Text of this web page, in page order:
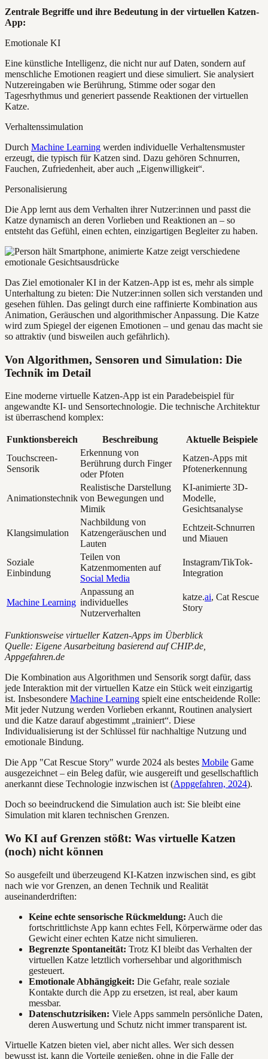
Zentrale Begriffe und ihre Bedeutung in der virtuellen Katzen-
App:
Emotionale KI
Eine künstliche Intelligenz, die nicht nur auf Daten, sondern auf
menschliche Emotionen reagiert und diese simuliert. Sie analysiert
Nutzereingaben wie Berührung, Stimme oder sogar den
Tagesrhythmus und generiert passende Reaktionen der virtuellen
Katze.
Verhaltenssimulation
Durch Machine Learning werden individuelle Verhaltensmuster
erzeugt, die typisch für Katzen sind. Dazu gehören Schnurren,
Fauchen, Zufriedenheit, aber auch „Eigenwilligkeit“.
Personalisierung
Die App lernt aus dem Verhalten ihrer Nutzer:innen und passt die
Katze dynamisch an deren Vorlieben und Reaktionen an – so
entsteht das Gefühl, einen echten, einzigartigen Begleiter zu haben.
Das Ziel emotionaler KI in der Katzen-App ist es, mehr als simple
Unterhaltung zu bieten: Die Nutzer:innen sollen sich verstanden und
gesehen fühlen. Das gelingt durch eine raffinierte Kombination aus
Animation, Geräuschen und algorithmischer Anpassung. Die Katze
wird zum Spiegel der eigenen Emotionen – und genau das macht sie
so attraktiv (und bisweilen auch gefährlich).
Von Algorithmen, Sensoren und Simulation: Die
Technik im Detail
Eine moderne virtuelle Katzen-App ist ein Paradebeispiel für
angewandte KI- und Sensortechnologie. Die technische Architektur
ist überraschend komplex:
Funktionsbereich Beschreibung
Aktuelle Beispiele
Touchscreen-
Sensorik
Erkennung von
Berührung durch Finger
oder Pfoten
Katzen-Apps mit
Pfotenerkennung
Animationstechnik
Realistische Darstellung
von Bewegungen und
Mimik
KI-animierte 3D-
Modelle,
Gesichtsanalyse
Klangsimulation
Nachbildung von
Katzengeräuschen und
Lauten
Echtzeit-Schnurren
und Miauen
Soziale
Einbindung
Teilen von
Katzenmomenten auf
Social Media
Instagram/TikTok-
Integration
Machine Learning
Anpassung an
individuelles
Nutzerverhalten
katze.ai, Cat Rescue
Story
Funktionsweise virtueller Katzen-Apps im Überblick
Quelle: Eigene Ausarbeitung basierend auf CHIP.de,
Appgefahren.de
Die Kombination aus Algorithmen und Sensorik sorgt dafür, dass
jede Interaktion mit der virtuellen Katze ein Stück weit einzigartig
ist. Insbesondere Machine Learning spielt eine entscheidende Rolle:
Mit jeder Nutzung werden Vorlieben erkannt, Routinen analysiert
und die Katze darauf abgestimmt „trainiert“. Diese
Individualisierung ist der Schlüssel für nachhaltige Nutzung und
emotionale Bindung.
Die App "Cat Rescue Story" wurde 2024 als bestes Mobile Game
ausgezeichnet – ein Beleg dafür, wie ausgereift und gesellschaftlich
anerkannt diese Technologie inzwischen ist (Appgefahren, 2024).
Doch so beeindruckend die Simulation auch ist: Sie bleibt eine
Simulation mit klaren technischen Grenzen.
Wo KI auf Grenzen stößt: Was virtuelle Katzen
(noch) nicht können
So ausgefeilt und überzeugend KI-Katzen inzwischen sind, es gibt
nach wie vor Grenzen, an denen Technik und Realität
auseinanderdriften:
Keine echte sensorische Rückmeldung: Auch die
fortschrittlichste App kann echtes Fell, Körperwärme oder das
Gewicht einer echten Katze nicht simulieren.
Begrenzte Spontaneität: Trotz KI bleibt das Verhalten der
virtuellen Katze letztlich vorhersehbar und algorithmisch
gesteuert.
Emotionale Abhängigkeit: Die Gefahr, reale soziale
Kontakte durch die App zu ersetzen, ist real, aber kaum
messbar.
Datenschutzrisiken: Viele Apps sammeln persönliche Daten,
deren Auswertung und Schutz nicht immer transparent ist.
Virtuelle Katzen bieten viel, aber nicht alles. Wer sich dessen
bewusst ist, kann die Vorteile genießen, ohne in die Falle der